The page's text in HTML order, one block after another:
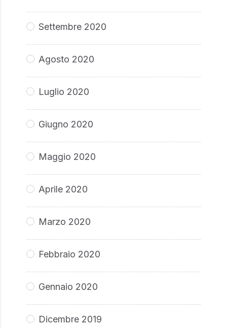
Settembre 2020
Agosto 2020
Luglio 2020
Giugno 2020
Maggio 2020
Aprile 2020
Marzo 2020
Febbraio 2020
Gennaio 2020
Dicembre 2019